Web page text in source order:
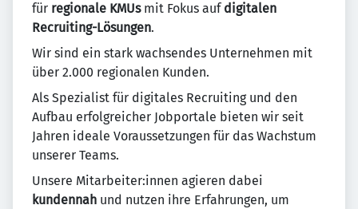
für regionale KMUs mit Fokus aufdigitalen
Recruiting-Lösungen.
Wir sind ein stark wachsendes Unternehmen mit
über 2.000 regionalen Kunden.
Als Spezialist für digitales Recruiting und den
Aufbau erfolgreicher Jobportale bieten wir seit
Jahren ideale Voraussetzungen für das Wachstum
unserer Teams.
Unsere Mitarbeiter:innen agieren dabei
kundennah und nutzen ihre Erfahrungen, um